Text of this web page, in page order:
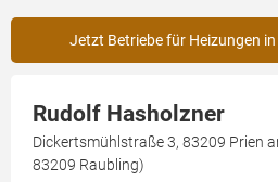
Jetzt Betriebe für Heizungen
Rudolf Hasholzner
Dickertsmühlstraße 3, 83209 Prien
83209 Raubling)